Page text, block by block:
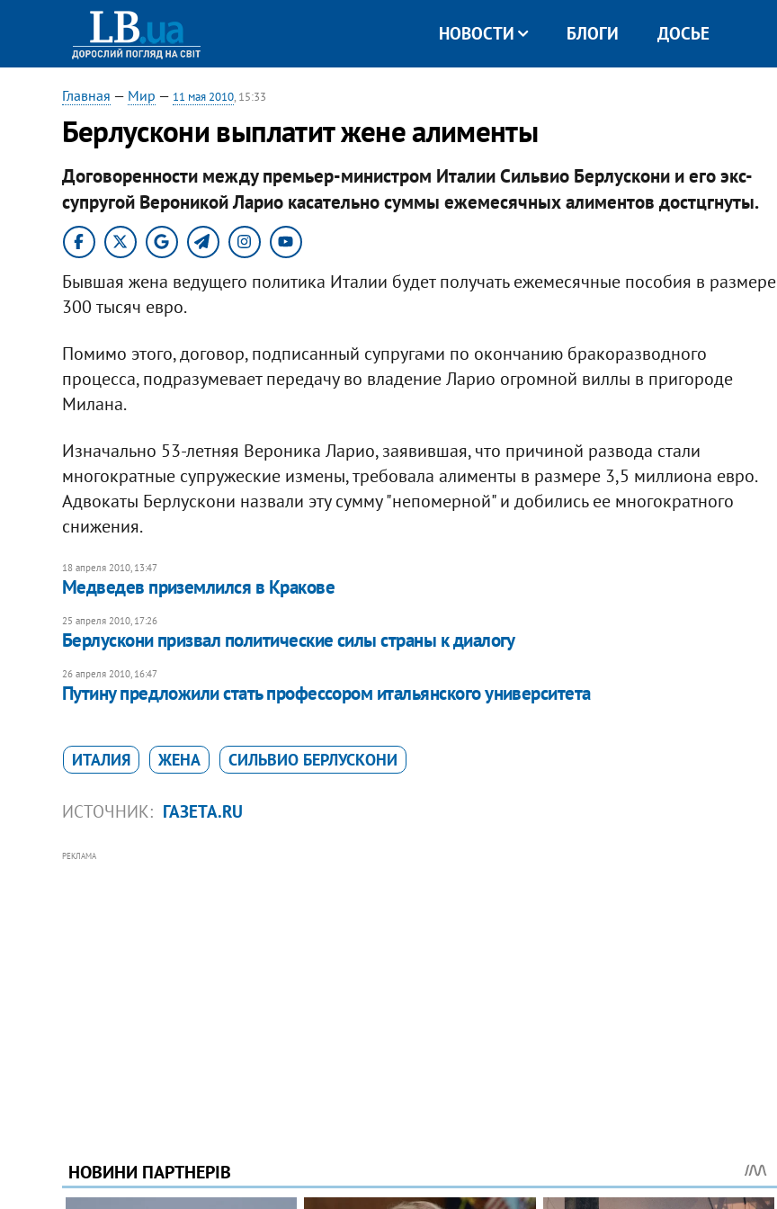
НОВОСТИ БЛОГИ ДОСЬЕ
Главная — Мир — 11 мая 2010, 15:33
Берлускони выплатит жене алименты
Договоренности между премьер-министром Италии Сильвио Берлускони и его экс-
супругой Вероникой Ларио касательно суммы ежемесячных алиментов достцгнуты.
Бывшая жена ведущего политика Италии будет получать ежемесячные пособия в размере
300 тысяч евро.
Помимо этого, договор, подписанный супругами по окончанию бракоразводного
процесса, подразумевает передачу во владение Ларио огромной виллы в пригороде
Милана.
Изначально 53-летняя Вероника Ларио, заявившая, что причиной развода стали
многократные супружеские измены, требовала алименты в размере 3,5 миллиона евро.
Адвокаты Берлускони назвали эту сумму "непомерной" и добились ее многократного
снижения.
18 апреля 2010, 13:47
Медведев приземлился в Кракове
25 апреля 2010, 17:26
Берлускони призвал политические силы страны к диалогу
26 апреля 2010, 16:47
Путину предложили стать профессором итальянского университета
ИТАЛИЯ ЖЕНА СИЛЬВИО БЕРЛУСКОНИ
ИСТОЧНИК: ГАЗЕТА.RU
РЕКЛАМА